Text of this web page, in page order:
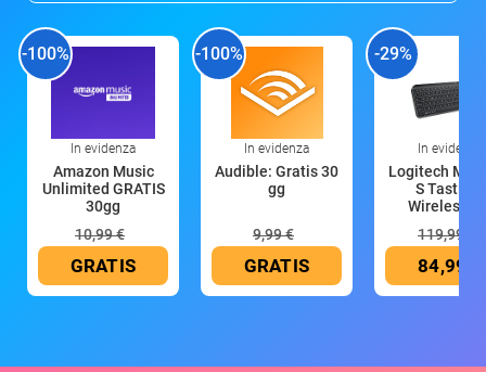
-100%
In evidenza
Amazon Music
Unlimited GRATIS
30gg
10,99 €
GRATIS
-100%
In evidenza
Audible: Gratis 30
gg
9,99 €
GRATIS
-29%
In evidenza
Logitech MX
S Tastiera
Wireless
119,99 €
84,99 €